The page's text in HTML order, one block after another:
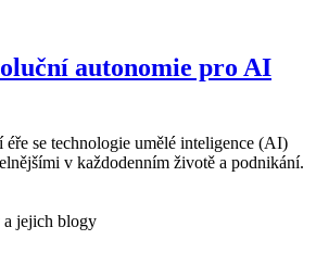
autonomie pro AI
se technologie umělé inteligence (AI)
v každodenním životě a podnikání.